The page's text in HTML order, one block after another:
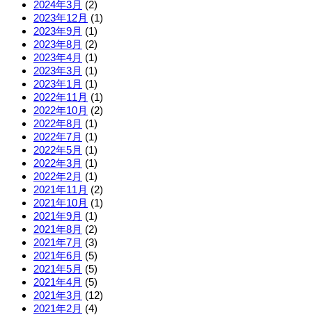
2024年3月 (2)
2023年12月 (1)
2023年9月 (1)
2023年8月 (2)
2023年4月 (1)
2023年3月 (1)
2023年1月 (1)
2022年11月 (1)
2022年10月 (2)
2022年8月 (1)
2022年7月 (1)
2022年5月 (1)
2022年3月 (1)
2022年2月 (1)
2021年11月 (2)
2021年10月 (1)
2021年9月 (1)
2021年8月 (2)
2021年7月 (3)
2021年6月 (5)
2021年5月 (5)
2021年4月 (5)
2021年3月 (12)
2021年2月 (4)